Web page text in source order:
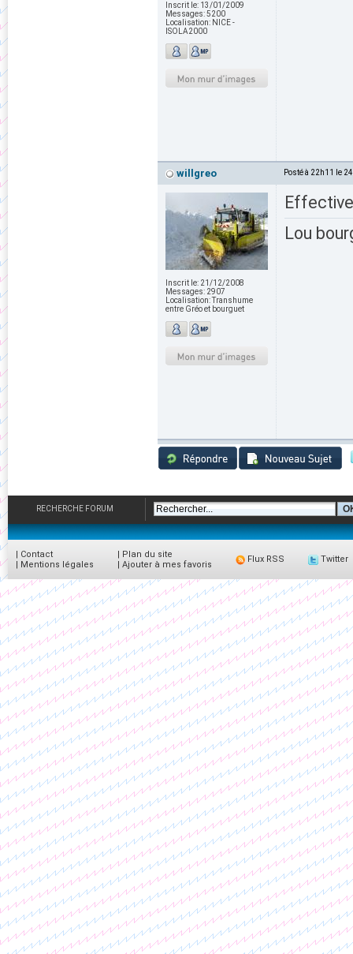
Inscrit le: 13/01/2009
Messages:5200
Localisation: NICE -
ISOLA2000
willgreo Posté à 22h11 le
Inscrit le: 21/12/2008
Messages: 2907
Localisation:Transhume
entre Gréo et bourguet
Lou
RECHERCHE FORUM
| Contact
| Mentions légales
| Plan du site
| Ajouter à mes favoris
Flux RSS Twitter